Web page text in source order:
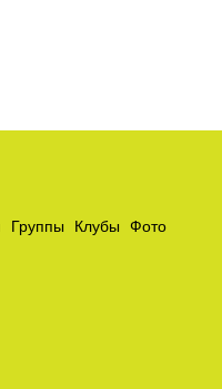
Группы Клубы
Фото